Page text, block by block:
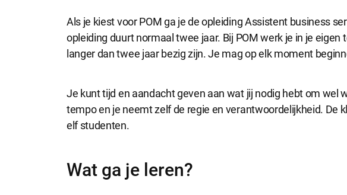
kunnen wij deze website
Marketing cookies
zoals Facebook en Google. De
Selectie accepteren
Als je kiest voor POM ga je de opleiding Assistent business
opleiding duurt normaal twee jaar. Bij POM werk je in je eigen
langer dan twee jaar bezig zijn. Je mag op elk moment
Je kunt tijd en aandacht geven aan wat jij nodig hebt om wel
tempo en je neemt zelf de regie en verantwoordelijkheid. De
elf studenten.
Wat ga je leren?